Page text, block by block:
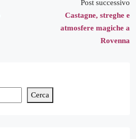
Post successivo
Castagne, streghe e
atmosfere magiche a
Rovenna
Cerca